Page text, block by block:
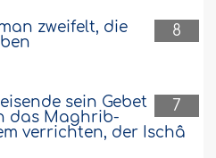
8
zweifelt, die
7
sein Gebet
das Maghrib-
verrichten, der Ischâ